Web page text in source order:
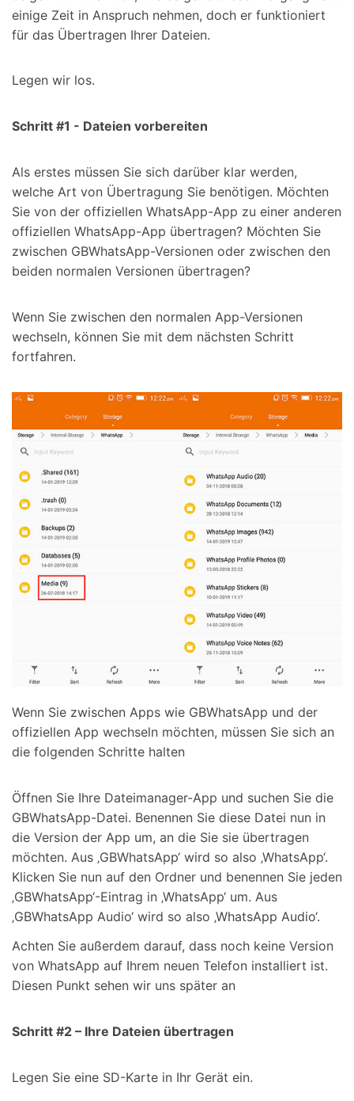
einige Zeit in Anspruch nehmen, doch er funktioniert
für das Übertragen Ihrer Dateien.
Legen wir los.
Schritt #1 - Dateien vorbereiten
Als erstes müssen Sie sich darüber klar werden,
welche Art von Übertragung Sie benötigen. Möchten
Sie von der offiziellen WhatsApp-App zu einer anderen
offiziellen WhatsApp-App übertragen? Möchten Sie
zwischen GBWhatsApp-Versionen oder zwischen den
beiden normalen Versionen übertragen?
Wenn Sie zwischen den normalen App-Versionen
wechseln, können Sie mit dem nächsten Schritt
fortfahren.
Wenn Sie zwischen Apps wie GBWhatsApp und der
offiziellen App wechseln möchten, müssen Sie sich an
die folgenden Schritte halten
Öffnen Sie Ihre Dateimanager-App und suchen Sie die
GBWhatsApp-Datei. Benennen Sie diese Datei nun in
die Version der App um, an die Sie sie übertragen
möchten. Aus ‚GBWhatsApp‘ wird so also ‚WhatsApp‘.
Klicken Sie nun auf den Ordner und benennen Sie jeden
‚GBWhatsApp‘-Eintrag in ‚WhatsApp‘ um. Aus
‚GBWhatsApp Audio‘ wird so also ‚WhatsApp Audio‘.
Achten Sie außerdem darauf, dass noch keine Version
von WhatsApp auf Ihrem neuen Telefon installiert ist.
Diesen Punkt sehen wir uns später an
Schritt #2 – Ihre Dateien übertragen
Legen Sie eine SD-Karte in Ihr Gerät ein.